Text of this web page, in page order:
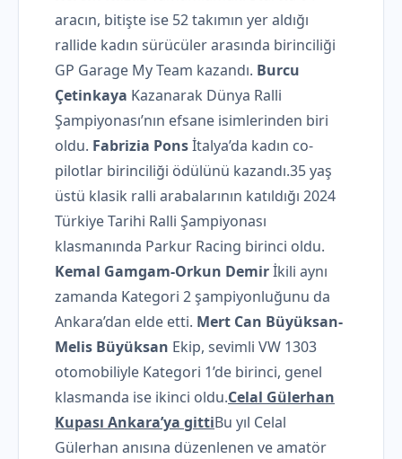
aracın, bitişte ise 52 takımın yer aldığı
rallide kadın sürücüler arasında birinciliği
GP Garage My Team kazandı. Burcu
Çetinkaya Kazanarak Dünya Ralli
Şampiyonası’nın efsane isimlerinden biri
oldu. Fabrizia Ponsİtalya’da kadın co-
pilotlar birinciliği ödülünü kazandı.35 yaş
üstü klasik ralli arabalarının katıldığı 2024
Türkiye Tarihi Ralli Şampiyonası
klasmanında Parkur Racing birinci oldu.
Kemal Gamgam-Orkun Demirİkili aynı
zamanda Kategori 2 şampiyonluğunu da
Ankara’dan elde etti. Mert Can Büyüksan-
Melis Büyüksan Ekip, sevimli VW 1303
otomobiliyle Kategori 1’de birinci, genel
klasmanda ise ikinci oldu.Celal Gülerhan
Kupası Ankara’ya gittiBu yıl Celal
Gülerhan anısına düzenlenen ve amatör